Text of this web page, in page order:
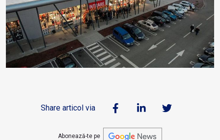
Share articol via
Abonează-te pe